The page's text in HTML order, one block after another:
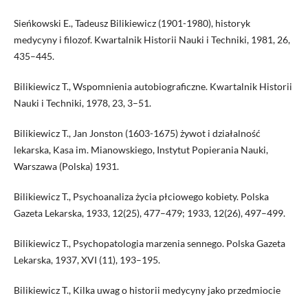
Sieńkowski E., Tadeusz Bilikiewicz (1901-1980), historyk
medycyny i filozof. Kwartalnik Historii Nauki i Techniki, 1981, 26,
435–445.
Bilikiewicz T., Wspomnienia autobiograficzne. Kwartalnik Historii
Nauki i Techniki, 1978, 23, 3–51.
Bilikiewicz T., Jan Jonston (1603-1675) żywot i działalność
lekarska, Kasa im. Mianowskiego, Instytut Popierania Nauki,
Warszawa (Polska) 1931.
Bilikiewicz T., Psychoanaliza życia płciowego kobiety. Polska
Gazeta Lekarska, 1933, 12(25), 477–479; 1933, 12(26), 497–499.
Bilikiewicz T., Psychopatologia marzenia sennego. Polska Gazeta
Lekarska, 1937, XVI (11), 193–195.
Bilikiewicz T., Kilka uwag o historii medycyny jako przedmiocie